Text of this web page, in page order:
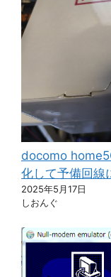
docomo
化して予備回線
2025年5月17日
しおんぐ